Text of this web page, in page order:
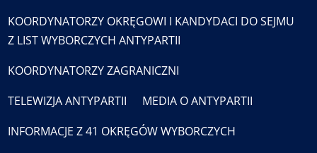
KOORDYNATORZY OKRĘGOWI I KANDYDACI DO SEJMU
Z LIST WYBORCZYCH ANTYPARTII
KOORDYNATORZY ZAGRANICZNI
TELEWIZJA ANTYPARTII
MEDIA O ANTYPARTII
INFORMACJE Z 41 OKRĘGÓW WYBORCZYCH